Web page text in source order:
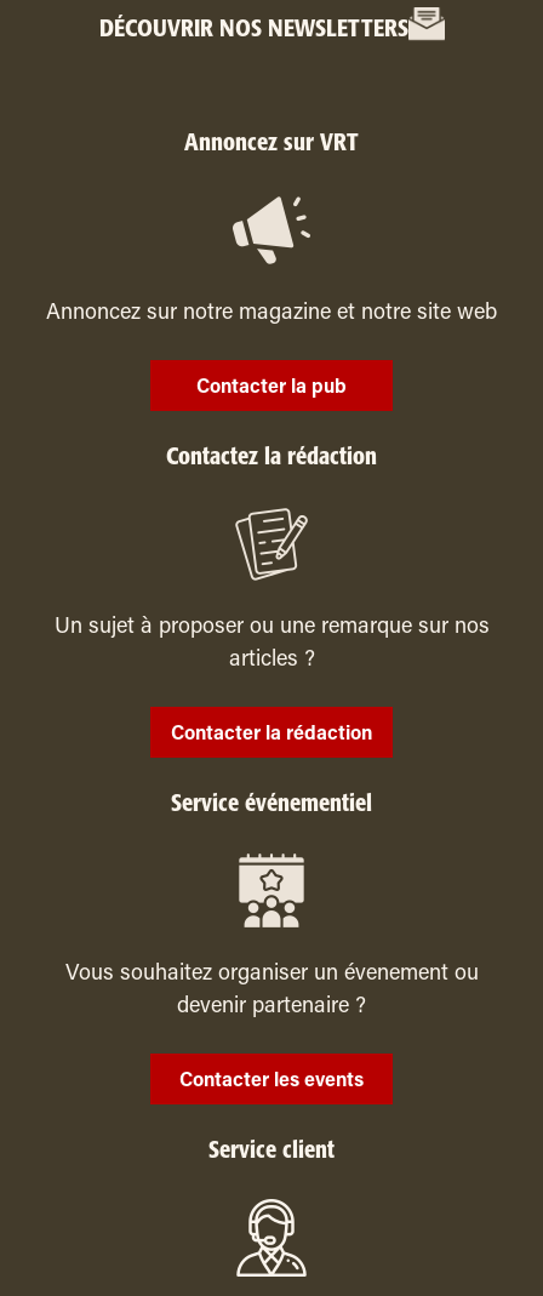
DÉCOUVRIR NOS NEWSLETTERS
Annoncez sur VRT
Annoncez sur notre magazine et notre site web
Contacter la pub
Contactez la rédaction
Un sujet à proposer ou une remarque sur nos
articles ?
Contacter la rédaction
Service événementiel
Vous souhaitez organiser un évenement ou
devenir partenaire ?
Contacter les events
Service client